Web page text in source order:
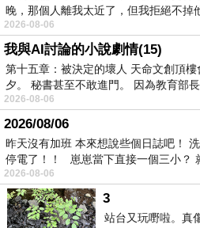
用休閒感來
詮釋自信女
孩的清新灑
脫，
當然非連帽
上衣莫屬，
晚，那個人離我太近了，但我拒絕不掉
2026-08-06
我與AI討論的小說劇情(15)
第十五章：被決定的壞人 天命文創頂
夕。 秘書甚至不敢進門。 因為教育部
2026-08-06
2026/08/06
昨天沒有加班 本來想說些個日誌吧！
停電了！！ 崽崽當下直接一個三小？
2026-08-06
3
站台又玩嘢啦。真